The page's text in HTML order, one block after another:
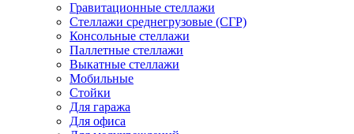
Гравитационные стеллажи
Стеллажи среднегрузовые (СГР)
Консольные стеллажи
Паллетные стеллажи
Выкатные стеллажи
Мобильные
Стойки
Для гаража
Для офиса